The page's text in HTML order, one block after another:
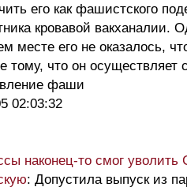
его как фашистского
кровавой вакханалии.
месте его не оказалось,
тому, что он осуществляет
фаши
02:03:32
наконец-то смог уволить
: Допустила выпуск из